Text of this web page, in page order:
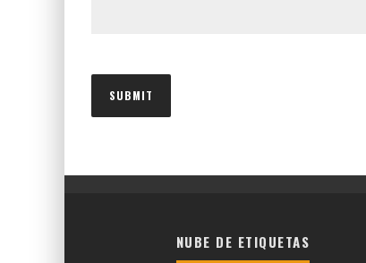
NUBE DE ETIQUETAS